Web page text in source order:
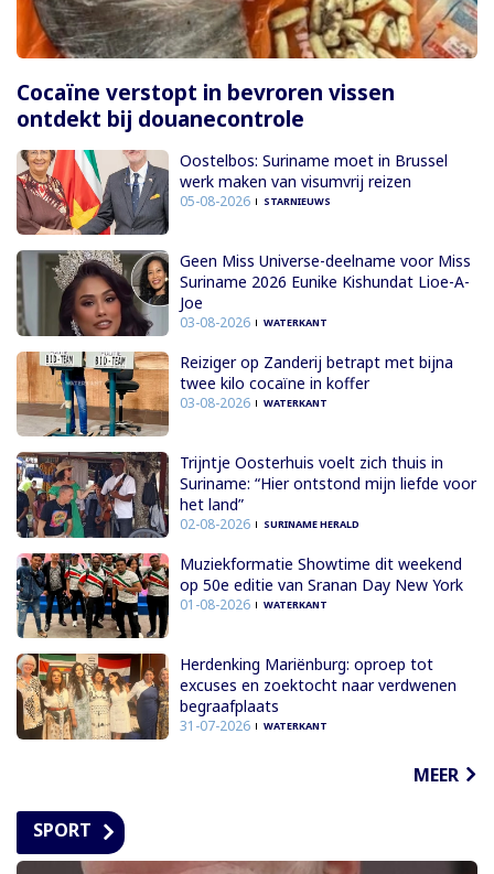
Cocaïne verstopt in bevroren vissen
ontdekt bij douanecontrole
Oostelbos: Suriname moet in Brussel
werk maken van visumvrij reizen
05-08-2026 STARNIEUWS
Geen Miss Universe-deelname voor Miss
Suriname 2026 Eunike Kishundat Lioe-A-
Joe
03-08-2026 WATERKANT
Reiziger op Zanderij betrapt met bijna
twee kilo cocaïne in koffer
03-08-2026 WATERKANT
Trijntje Oosterhuis voelt zich thuis in
Suriname: “Hier ontstond mijn liefde voor
het land”
02-08-2026 SURINAME HERALD
Muziekformatie Showtime dit weekend
op 50e editie van Sranan Day New York
01-08-2026 WATERKANT
Herdenking Mariënburg: oproep tot
excuses en zoektocht naar verdwenen
begraafplaats
31-07-2026 WATERKANT
MEER
SPORT